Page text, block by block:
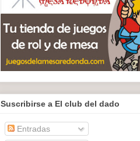
Suscribirse a El club del dado
Entradas